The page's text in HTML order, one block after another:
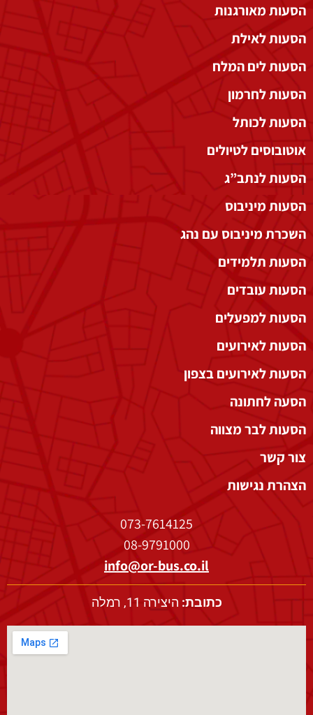
הסעות מאורגנות
הסעות לאילת
הסעות לים המלח
הסעות לחרמון
הסעות לכותל
אוטובוסים לטיולים
הסעות לנתב”ג
הסעות מיניבוס
השכרת מיניבוס עם נהג
הסעות תלמידים
הסעות עובדים
הסעות למפעלים
הסעות לאירועים
הסעות לאירועים בצפון
הסעה לחתונה
הסעות לבר מצווה
צור קשר
הצהרת נגישות
073-7614125
08-9791000
info@or-bus.co.il
כתובת: היצירה 11, רמלה